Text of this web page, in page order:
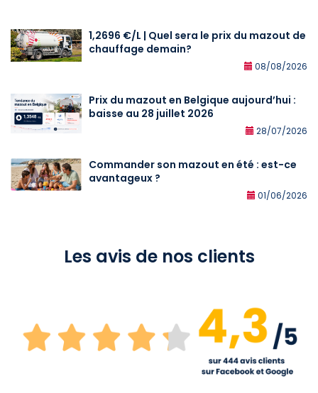
1,2696 €/L | Quel sera le prix du mazout de
chauffage demain?
08/08/2026
Prix du mazout en Belgique aujourd’hui :
baisse au 28 juillet 2026
28/07/2026
Commander son mazout en été : est-ce
avantageux ?
01/06/2026
Les avis de nos clients